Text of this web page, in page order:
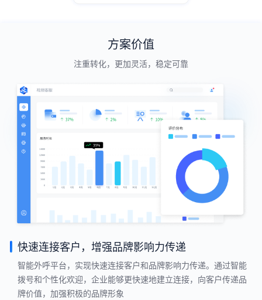
方案价值
注重转化，更加灵活，稳定可靠
快速连接客户，增强品牌影响力传递
智能外呼平台，实现快速连接客户和品牌影响力传递。通过智能
拨号和个性化欢迎，企业能够更快速地建立连接，向客户传递品
牌价值，加强积极的品牌形象